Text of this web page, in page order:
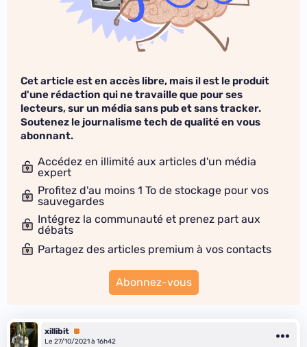
Cet article est en accès libre, mais il est le produit
d'une rédaction qui ne travaille que pour ses
lecteurs, sur un média sans pub et sans tracker.
Soutenez le journalisme tech de qualité en vous
abonnant.
Accédez en illimité aux articles d'un média
expert
Profitez d'au moins 1 To de stockage pour vos
sauvegardes
Intégrez la communauté et prenez part aux
débats
Partagez des articles premium à vos contacts
Abonnez-vous
xillibit Premium
Le 27/10/2021 à 16h42